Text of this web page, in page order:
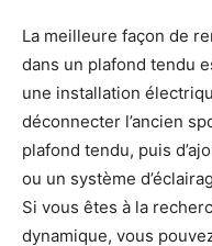
La meilleure façon de
dans un plafond tendu
une installation
déconnecter l’ancien
plafond tendu, puis
ou un système
Si vous êtes à la
dynamique, vous